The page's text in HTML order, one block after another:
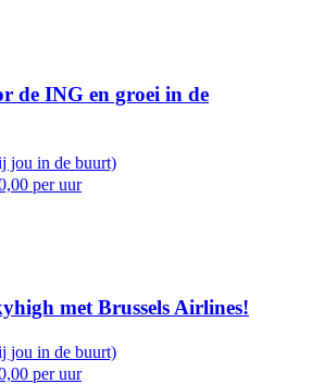
de ING en groei in de
jou in de buurt)
per uur
met Brussels Airlines!
jou in de buurt)
per uur